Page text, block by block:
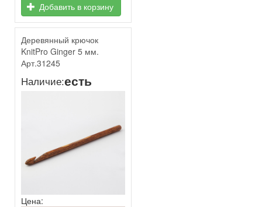
Добавить в корзину
Деревянный крючок
KnitPro Ginger 5 мм.
Арт.31245
Наличие:есть
Цена: